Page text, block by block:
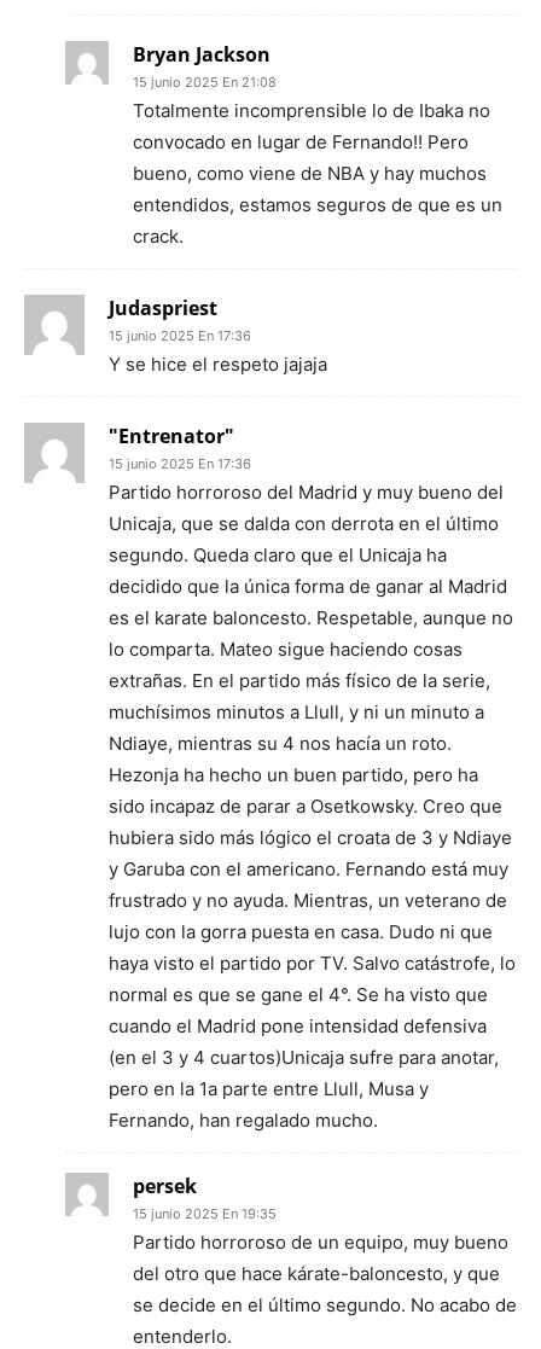
Bryan Jackson
15 junio 2025 En 21:08
Totalmente incomprensible lo de Ibaka no
convocado en lugar de Fernando!! Pero
bueno, como viene de NBA y hay muchos
entendidos, estamos seguros de que es un
crack.
Judaspriest
15 junio 2025 En 17:36
Y se hice el respeto jajaja
"Entrenator"
15 junio 2025 En 17:36
Partido horroroso del Madrid y muy bueno del
Unicaja, que se dalda con derrota en el último
segundo. Queda claro que el Unicaja ha
decidido que la única forma de ganar al Madrid
es el karate baloncesto. Respetable, aunque no
lo comparta. Mateo sigue haciendo cosas
extrañas. En el partido más físico de la serie,
muchísimos minutos a Llull, y ni un minuto a
Ndiaye, mientras su 4 nos hacía un roto.
Hezonja ha hecho un buen partido, pero ha
sido incapaz de parar a Osetkowsky. Creo que
hubiera sido más lógico el croata de 3 y Ndiaye
y Garuba con el americano. Fernando está muy
frustrado y no ayuda. Mientras, un veterano de
lujo con la gorra puesta en casa. Dudo ni que
haya visto el partido por TV. Salvo catástrofe, lo
normal es que se gane el 4°. Se ha visto que
cuando el Madrid pone intensidad defensiva
(en el 3 y 4 cuartos)Unicaja sufre para anotar,
pero en la 1a parte entre Llull, Musa y
Fernando, han regalado mucho.
persek
15 junio 2025 En 19:35
Partido horroroso de un equipo, muy bueno
del otro que hace kárate-baloncesto, y que
se decide en el último segundo. No acabo de
entenderlo.